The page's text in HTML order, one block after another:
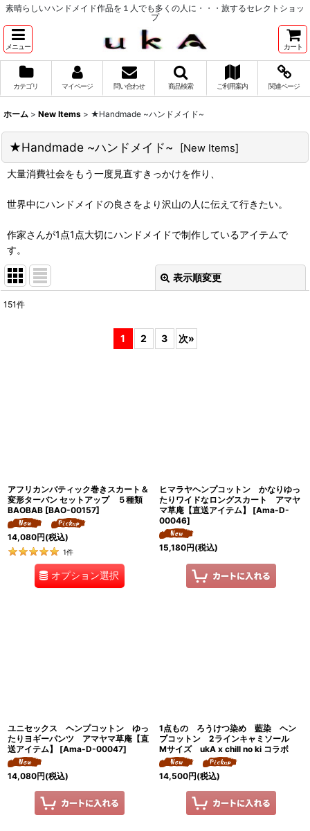
素晴らしいハンドメイド作品を１人でも多くの人に・・・旅するセレクトショッ
プ
メニュー カート
カテゴリ マイページ 問い合わせ 商品検索 ご利用案内 関連ページ
ホーム > New Items > ★Handmade ~ハンドメイド~
★Handmade ~ハンドメイド~ [New Items]
大量消費社会をもう一度見直すきっかけを作り、
世界中にハンドメイドの良さをより沢山の人に伝えて行きたい。
作家さんが1点1点大切にハンドメイドで制作しているアイテムで
す。
表示順変更
151件
1 2 3 次»
アフリカンバティック巻きスカート＆
変形ターバン セットアップ ５種類
BAOBAB [BAO-00157]
14,080円(税込)
1件
オプション選択
ヒマラヤヘンプコットン かなりゆっ
たりワイドなロングスカート アマヤ
マ草庵【直送アイテム】
[Ama-D-
00046]
15,180円(税込)
ユニセックス ヘンプコットン ゆっ
たりヨギーパンツ アマヤマ草庵【直
送アイテム】
[Ama-D-00047]
14,080円(税込)
1点もの ろうけつ染め 藍染 ヘン
プコットン 2ラインキャミソール
Mサイズ ukA x chill no ki コラボ
14,500円(税込)